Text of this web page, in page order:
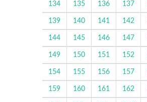
134 135 136 137
139 140 141 142
144 145 146 147
149 150 151 152
154 155 156 157
159 160 161 162